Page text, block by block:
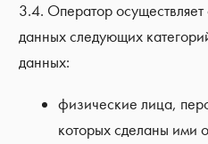
3.4. Оператор
данных следующих
данных:
физические лица,
которых сделаны ими